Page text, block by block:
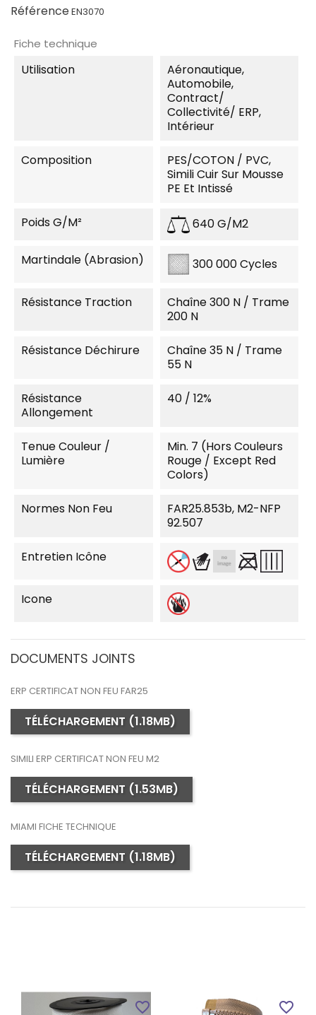
RéférenceEN3070
Fiche technique
Utilisation
Aéronautique,
Automobile,
Contract/
Collectivité/ ERP,
Intérieur
Composition
PES/COTON / PVC,
Simili Cuir Sur Mousse
PE Et Intissé
Poids G/m² 640 G/m2
Martindale (Abrasion) 300 000 Cycles
Résistance Traction
Chaîne 300 N / Trame
200 N
Résistance Déchirure
Chaîne 35 N / Trame
55 N
Résistance
Allongement
40 / 12%
Tenue Couleur /
Lumière
Min. 7 (Hors Couleurs
Rouge / Except Red
Colors)
Normes Non Feu
FAR25.853b, M2-NFP
92.507
Entretien Icône
Icone
DOCUMENTS JOINTS
ERP CERTIFICAT NON FEU FAR25
TÉLÉCHARGEMENT (1.18MB)
SIMILI ERP CERTIFICAT NON FEU M2
TÉLÉCHARGEMENT (1.53MB)
MIAMI FICHE TECHNIQUE
TÉLÉCHARGEMENT (1.18MB)
favorite_border favorite_border